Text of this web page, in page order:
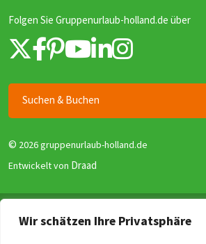
Wir schätzen Ihre Privatsphäre
Folgen Sie Gruppenurlaub-holland.de über
Suchen & Buchen
© 2026 gruppenurlaub-holland.de
Entwickelt von Draad